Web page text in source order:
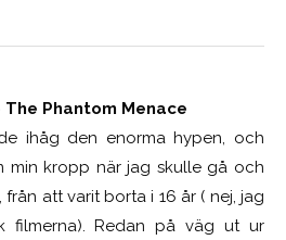
The Phantom Menace
ihåg den enorma hypen, och
min kropp när jag skulle gå och
från att varit borta i 16 år ( nej, jag
filmerna). Redan på väg ut ur